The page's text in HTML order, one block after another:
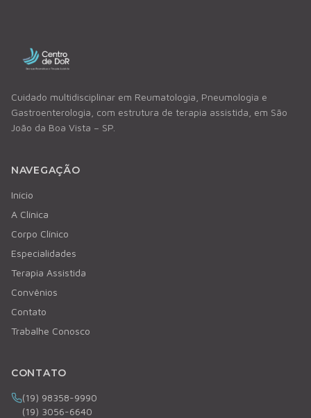
Cuidado multidisciplinar em Reumatologia, Pneumologia e
Gastroenterologia, com estrutura de terapia assistida, em São
João da Boa Vista – SP.
NAVEGAÇÃO
Início
A Clínica
Corpo Clínico
Especialidades
Terapia Assistida
Convênios
Contato
Trabalhe Conosco
CONTATO
(19) 98358-9990
(19) 3056-6640